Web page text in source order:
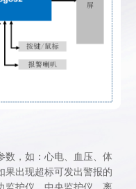
数，如：心电、血压、体
果出现超标可发出警报的